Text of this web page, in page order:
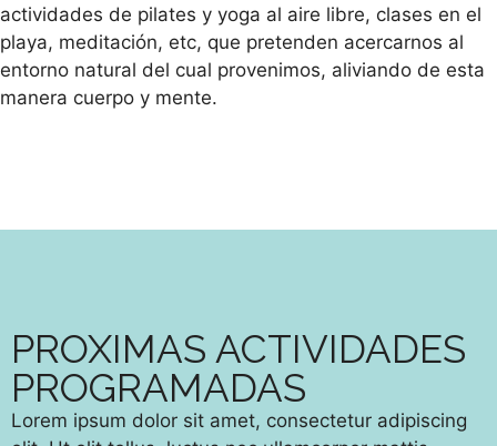
actividades de pilates y yoga al aire libre, clases en el
playa, meditación, etc, que pretenden acercarnos al
entorno natural del cual provenimos, aliviando de esta
manera cuerpo y mente.
PROXIMAS ACTIVIDADES
PROGRAMADAS
Lorem ipsum dolor sit amet, consectetur adipiscing